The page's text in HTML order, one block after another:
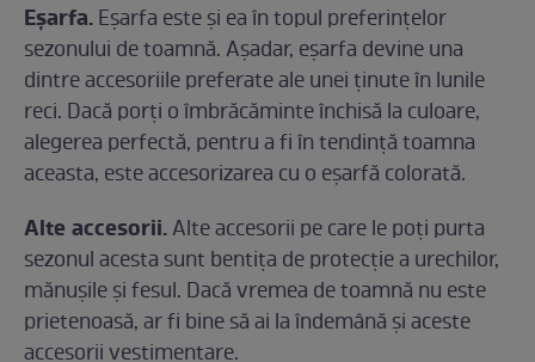
Eșarfa.Eșarfa este și ea în topul preferințelor
sezonului de toamnă. Așadar, eșarfa devine una
dintre accesoriile preferate ale unei ținute în lunile
reci. Dacă porți o îmbrăcăminte închisă la culoare,
alegerea perfectă, pentru a fi în tendință toamna
aceasta, este accesorizarea cu o eșarfă colorată.
Alte accesorii.Alte accesorii pe care le poți purta
sezonul acesta sunt bentița de protecţie a urechilor,
mănușile şi fesul. Dacă vremea de toamnă nu este
prietenoasă, ar fi bine să ai la îndemână şi aceste
accesorii vestimentare.